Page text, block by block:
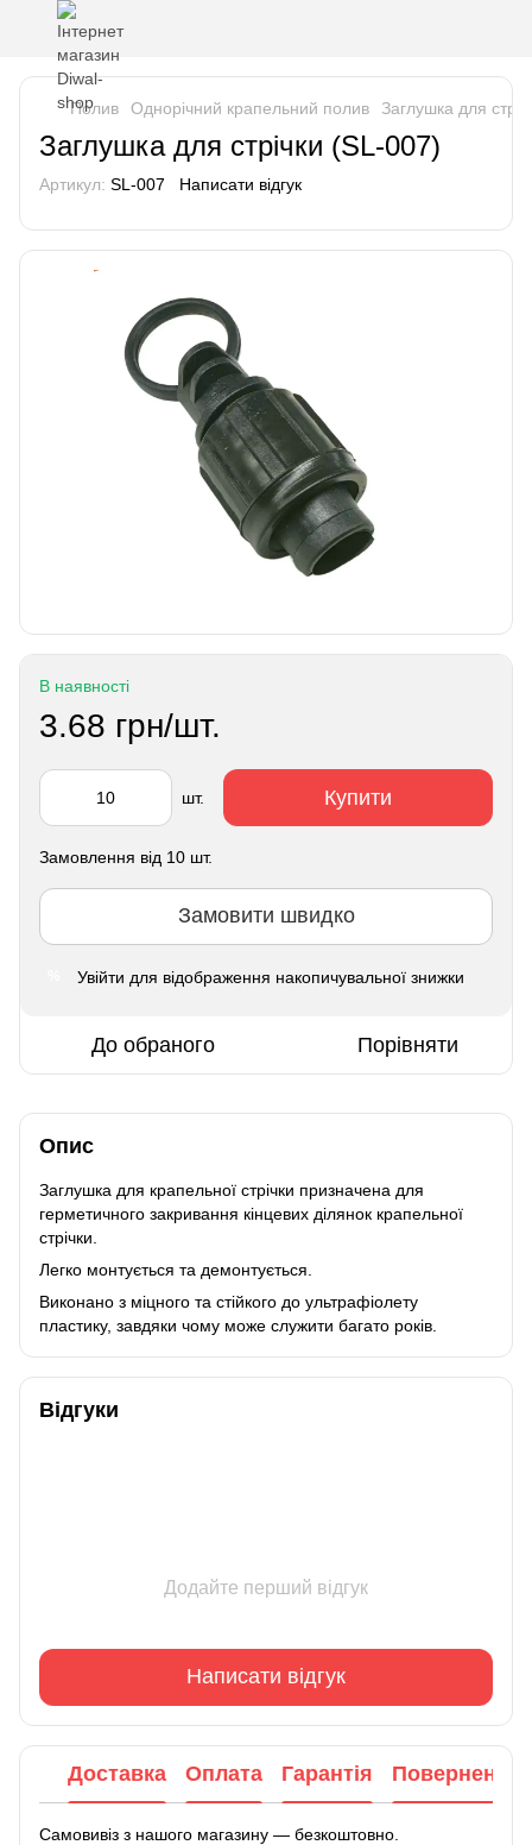
Полив Однорічний крапельний полив Заглушка для
Заглушка для стрічки (SL-007)
Артикул: SL-007 Написати відгук
В наявності
3.68 грн/шт.
шт. Купити
Замовлення від 10 шт.
Замовити швидко
Увійти для відображення накопичувальної знижки
До обраного Порівняти
Опис
Заглушка для крапельної стрічки призначена для
герметичного закривання кінцевих ділянок крапельної
стрічки.
Легко монтується та демонтується.
Виконано з міцного та стійкого до ультрафіолету
пластику, завдяки чому може служити багато років.
Відгуки
Додайте перший відгук
Написати відгук
Доставка Оплата Гарантія Повернення
Самовивіз з нашого магазину — безкоштовно.